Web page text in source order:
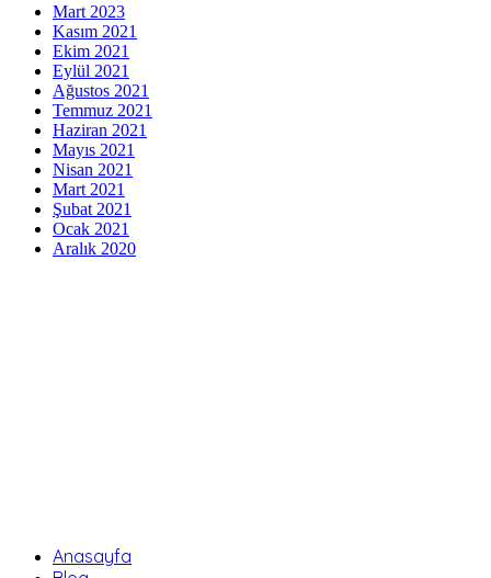
Mart 2023
Kasım 2021
Ekim 2021
Eylül 2021
Ağustos 2021
Temmuz 2021
Haziran 2021
Mayıs 2021
Nisan 2021
Mart 2021
Şubat 2021
Ocak 2021
Aralık 2020
Anasayfa